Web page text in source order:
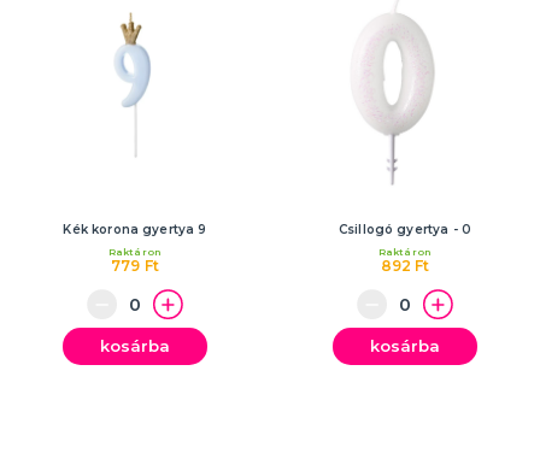
Kék korona gyertya 9
779 Ft
Raktáron
kosárba
Csillogó gyertya - 0
892 Ft
Raktáron
kosárba